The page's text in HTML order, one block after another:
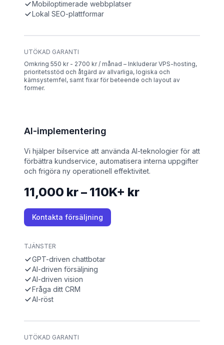
Mobiloptimerade webbplatser
Lokal SEO-plattformar
UTÖKAD GARANTI
Omkring 550 kr - 2700 kr / månad – Inkluderar VPS-hosting,
prioritetsstöd och åtgärd av allvarliga, logiska och
kärnsystemfel, samt fixar för beteende och layout av
former.
AI-implementering
Vi hjälper bilservice att använda AI-teknologier för att
förbättra kundservice, automatisera interna uppgifter
och frigöra ny operationell effektivitet.
11,000 kr – 110K+ kr
Kontakta försäljning
TJÄNSTER
GPT-driven chattbotar
AI-driven försäljning
AI-driven vision
Fråga ditt CRM
AI-röst
UTÖKAD GARANTI